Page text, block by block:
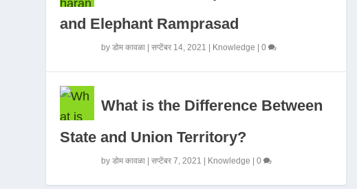
and Elephant Ramprasad
byडोम कावळा |सप्टेंबर 14, 2021 Knowledge |0
What is the Difference Between
State and Union Territory?
byडोम कावळा |सप्टेंबर 7, 2021 Knowledge |0